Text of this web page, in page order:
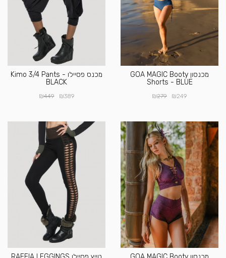
מכנסון GOA MAGIC Booty
Shorts - BLUE
₪249
₪279
מכנס פסיילו Kimo 3/4 Pants -
BLACK
₪389
₪449